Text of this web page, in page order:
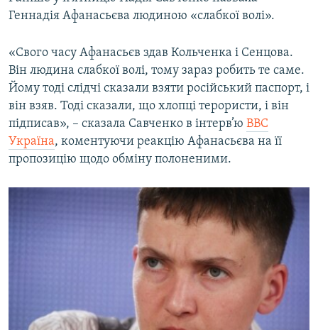
Геннадія Афанасьєва людиною «слабкої волі».
«Свого часу Афанасьєв здав Кольченка і Сенцова.
Він людина слабкої волі, тому зараз робить те саме.
Йому тоді слідчі сказали взяти російський паспорт, і
він взяв. Тоді сказали, що хлопці терористи, і він
підписав», – сказала Савченко в інтерв’ю BBC
Україна, коментуючи реакцію Афанасьєва на її
пропозицію щодо обміну полоненими.